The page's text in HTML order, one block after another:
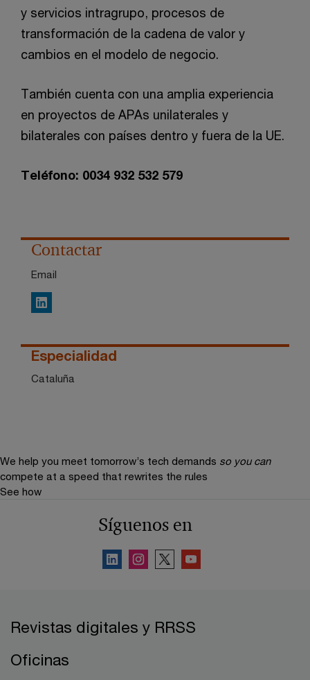
y servicios intragrupo, procesos de
transformación de la cadena de valor y
cambios en el modelo de negocio.
También cuenta con una amplia experiencia
en proyectos de APAs unilaterales y
bilaterales con países dentro y fuera de la UE.
Teléfono: 0034 932 532 579
Contactar
Email
LinkedIn
Especialidad
Cataluña
We help you meet tomorrow’s tech demands so you can
compete at a speed that rewrites the rules
See how
Síguenos en
Revistas digitales y RRSS
Oficinas